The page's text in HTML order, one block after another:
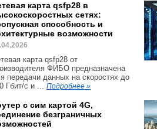
карта qsfp28 в
сетях:
способность и
возможности
карта qsfp28 от
ФИБО предназначена
передачи данных на скоростях до
Гбит/с и ... Подробнее »
с сим картой 4G,
безграничных